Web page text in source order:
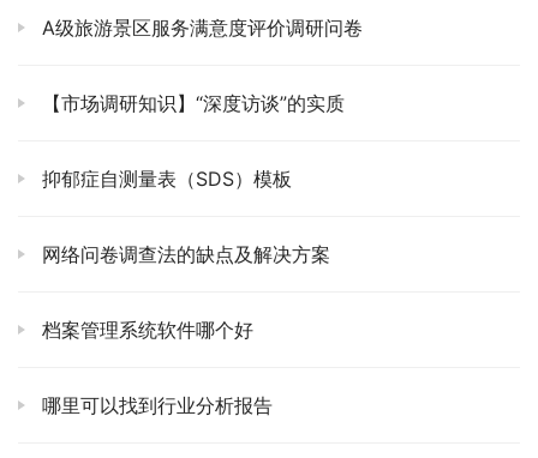
A级旅游景区服务满意度评价调研问卷
【市场调研知识】“深度访谈”的实质
抑郁症自测量表（SDS）模板
网络问卷调查法的缺点及解决方案
档案管理系统软件哪个好
哪里可以找到行业分析报告